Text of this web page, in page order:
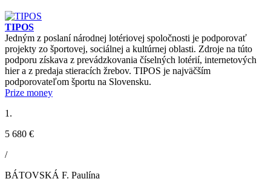
TIPOS
Jedným z poslaní národnej lotériovej spoločnosti je podporovať
projekty zo športovej, sociálnej a kultúrnej oblasti. Zdroje na túto
podporu získava z prevádzkovania číselných lotérií, internetových
hier a z predaja stieracích žrebov. TIPOS je najväčším
podporovateľom športu na Slovensku.
Prize money
1.
5 680 €
/
BÁTOVSKÁ F. Paulína